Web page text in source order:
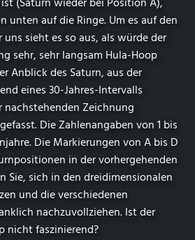
unten auf die Ringe. Um es auf den
sieht es so aus, als würde der
sehr, sehr langsam Hula-Hoop
Anblick des Saturn, aus der
eines 30-Jahres-Intervalls
Zeichnung
Die Zahlenangaben von 1 bis
Die Markierungen von A bis D
in der vorhergehenden
Sie, sich in den dreidimensionalen
und die verschiedenen
nachzuvollziehen. Ist der
nicht faszinierend?